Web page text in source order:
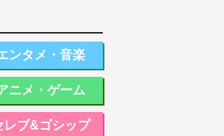
ンタメ・音楽
ニメ・ゲーム
レブ&ゴシップ